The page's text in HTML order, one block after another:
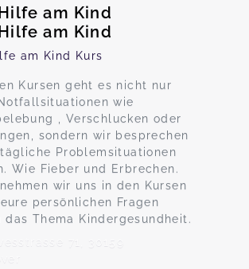
am Kind
am Kind
am Kind Kurs
Kursen geht es nicht nur
wie
, Verschlucken oder
sondern wir besprechen
Problemsituationen
Wie Fieber und Erbrechen.
wir uns in den Kursen
persönlichen Fragen
das Thema Kindergesundheit.
71, 30159